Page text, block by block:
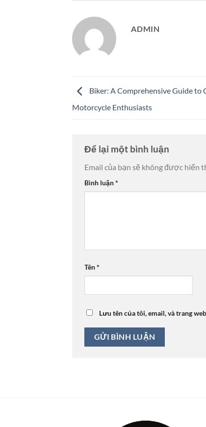
ADMIN
Biker: A Comprehensive Guide to
Motorcycle Enthusiasts
Để lại một bình luận
Email của bạn sẽ không được hiển
Bình luận*
Tên*
Lưu tên của tôi, email, và trang